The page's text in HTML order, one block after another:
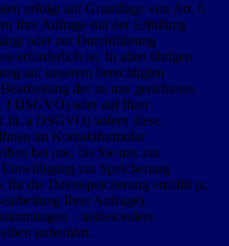
erfolgt auf Grundlage von Art. 6
Ihre Anfrage mit der Erfüllung
oder zur Durchführung
erforderlich ist. In allen übrigen
auf unserem berechtigten
der an uns gerichteten
f DSGVO) oder auf Ihrer
a DSGVO) sofern diese
im Kontaktformular
bei uns, bis Sie uns zur
zur Speicherung
für die Datenspeicherung entfällt (z.
Ihrer Anfrage).
– insbesondere
unberührt.